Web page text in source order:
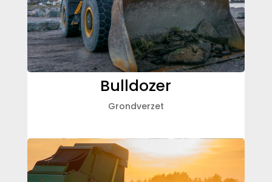
Bulldozer
Grondverzet